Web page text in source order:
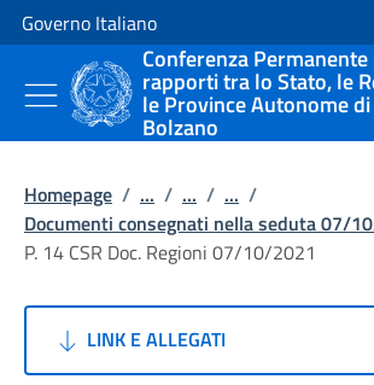
Vai al contenuto
Vai alla navigazione del sito
Governo Italiano
Conferenza
rapporti tra lo Stato, le
le Province Autonome
Bolzano
Homepage / ... / ... / ... /
Documenti consegnati nella seduta 07/
P. 14 CSR Doc. Regioni 07/10/2021
LINK E ALLEGATI